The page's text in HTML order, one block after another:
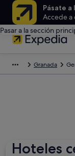
Pásate a
Accede a
Pasar a la sección
Granada
Hoteles